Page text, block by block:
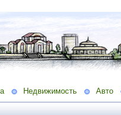
Недвижимость Авто